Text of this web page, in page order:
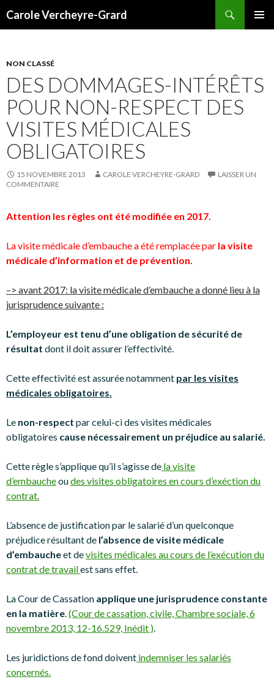
Carole Vercheyre-Grard
NON CLASSÉ
DES DOMMAGES-INTÉRÊTS
POUR NON-RESPECT DES
VISITES MÉDICALES
OBLIGATOIRES
15 NOVEMBRE 2013 CAROLE VERCHEYRE-GRARD
LAISSER UN
COMMENTAIRE
Attention les règles ont été modifiée en 2017.
La visite médicale d’embauche a été remplacée par la visite
médicale d’information et de prévention.
–> avant 2017: la visite médicale d’embauche a donné lieu à la
jurisprudence suivante :
L’employeur est tenu d’une obligation de sécurité de
résultat dont il doit assurer l’effectivité.
Cette effectivité est assurée notamment par les visites
médicales obligatoires.
Le non-respect par celui-ci des visites médicales
obligatoires cause nécessairement un préjudice au salarié.
Cette règle s’applique qu’il s’agisse de la visite
d’embaucheoudes visites obligatoires en cours d’exéction du
contrat.
L’absence de justification par le salarié d’un quelconque
préjudice résultant de l’absence de visite médicale
d’embaucheet devisites médicales au cours de l’exécution du
contrat de travailest sans effet.
La Cour de Cassation applique une jurisprudence constante
en la matière.(Cour de cassation, civile, Chambre sociale, 6
novembre 2013, 12-16.529, Inédit ).
Les juridictions de fond doivent indemniser les salariés
concernés.